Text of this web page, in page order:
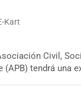
Kart
Civil,
(APB) tendrá una